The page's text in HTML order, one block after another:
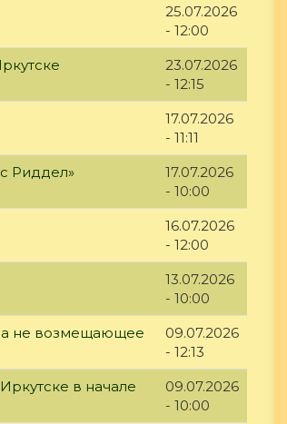
25.07.2026
- 12:00
23.07.2026
- 12:15
17.07.2026
- 11:11
Риддел»
17.07.2026
- 10:00
16.07.2026
- 12:00
13.07.2026
- 10:00
а не возмещающее
09.07.2026
- 12:13
в начале
09.07.2026
- 10:00